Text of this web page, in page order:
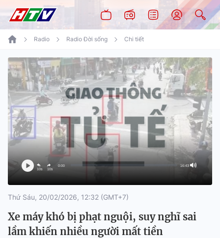
Radio Radio Đời sống Chi tiết
10s 10s
0:00 16:43
Thứ Sáu, 20/02/2026, 12:32 (GMT+7)
Xe máy khó bị phạt nguội, suy nghĩ sai
lầm khiến nhiều người mất tiền